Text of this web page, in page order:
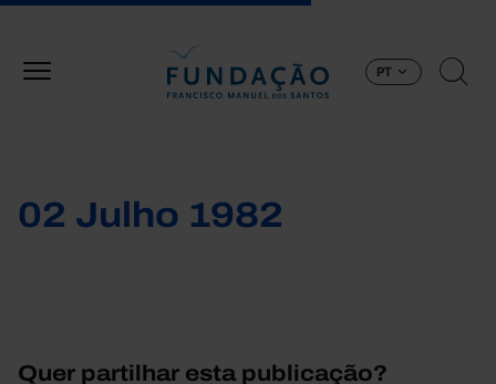
PT
02 Julho 1982
Quer partilhar esta publicação?